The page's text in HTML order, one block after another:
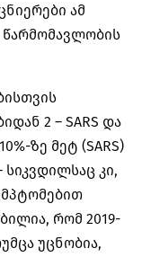
ამ
2 – SARS და
ზე მეტ (SARS)
სიკვდილსაც კი,
რომ 2019-
უცნობია,